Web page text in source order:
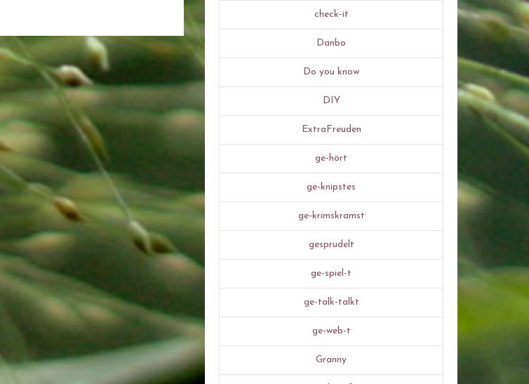
check-it
Danbo
Do you know
DIY
ExtraFreuden
ge-hört
ge-knipstes
ge-krimskramst
gesprudelt
ge-spiel-t
ge-talk-talkt
ge-web-t
Granny